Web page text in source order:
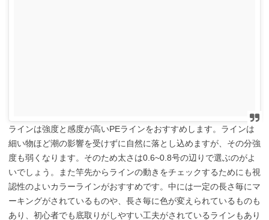
ラインは強度と感度が高いPEラインをおすすめします。ラインは
細い物ほど潮の影響を受けずに自然に落とし込めますが、その分強
度も弱くなります。そのため太さは0.6~0.8号の辺りで選ぶのがよ
いでしょう。また竿先からラインの動きをチェックするためにも視
認性のよいカラーラインがおすすめです。中には一定の長さ毎にマ
ーキングがされているものや、長さ毎に色が変えられているものも
あり、初心者でも底取りがしやすい工夫がされているラインもあり